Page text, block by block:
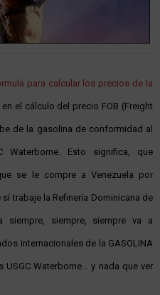
para calcular los precios de la
el cálculo del precio FOB (Freight
de la gasolina de conformidad al
Esto significa, que
se le compre a Venezuela por
trabaje la Refinería Dominicana de
siempre, siempre, siempre va a
internacionales de la GASOLINA
Waterborne… y nada que ver